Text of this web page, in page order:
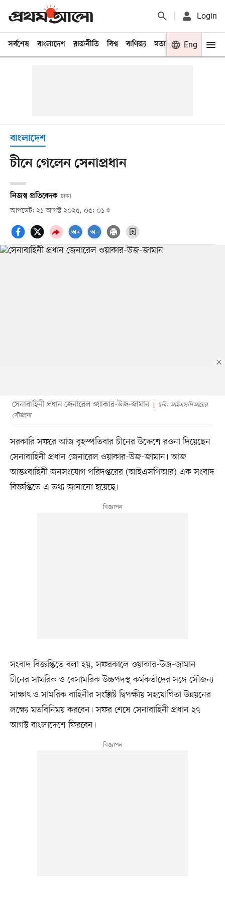
Login
সর্বশেষ বাংলাদেশ রাজনীতি বিশ্ব বাণিজ্য মতামত খেলা
Eng
বাংলাদেশ
চীনে গেলেন সেনাপ্রধান
নিজস্ব প্রতিবেদক ঢাকা
আপডেট: ২১ আগস্ট ২০২৫, ০৫: ০১
সেনাবাহিনী প্রধান জেনারেল ওয়াকার-উজ-জামান
ছবি: আইএসপিআরের
সৌজন্যে
সরকারি সফরে আজ বৃহস্পতিবার চীনের উদ্দেশে রওনা দিয়েছেন
সেনাবাহিনী প্রধান জেনারেল ওয়াকার-উজ-জামান। আজ
আন্তঃবাহিনী জনসংযোগ পরিদপ্তরের (আইএসপিআর) এক সংবাদ
বিজ্ঞপ্তিতে এ তথ্য জানানো হয়েছে।
সংবাদ বিজ্ঞপ্তিতে বলা হয়, সফরকালে ওয়াকার-উজ-জামান
চীনের সামরিক ও বেসামরিক উচ্চপদস্থ কর্মকর্তাদের সঙ্গে সৌজন্য
সাক্ষাৎ ও সামরিক বাহিনীর সংশ্লিষ্ট দ্বিপক্ষীয় সহযোগিতা উন্নয়নের
লক্ষ্যে মতবিনিময় করবেন। সফর শেষে সেনাবাহিনী প্রধান ২৭
আগস্ট বাংলাদেশে ফিরবেন।